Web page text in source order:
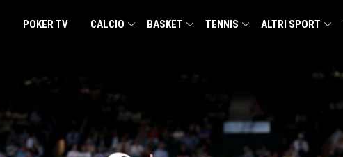
POKER TV CALCIO BASKET TENNIS ALTRI SPORT